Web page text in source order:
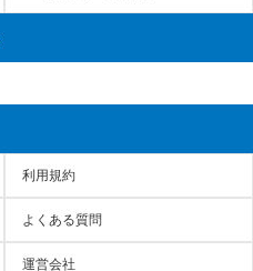
利用規約
よくある質問
運営会社